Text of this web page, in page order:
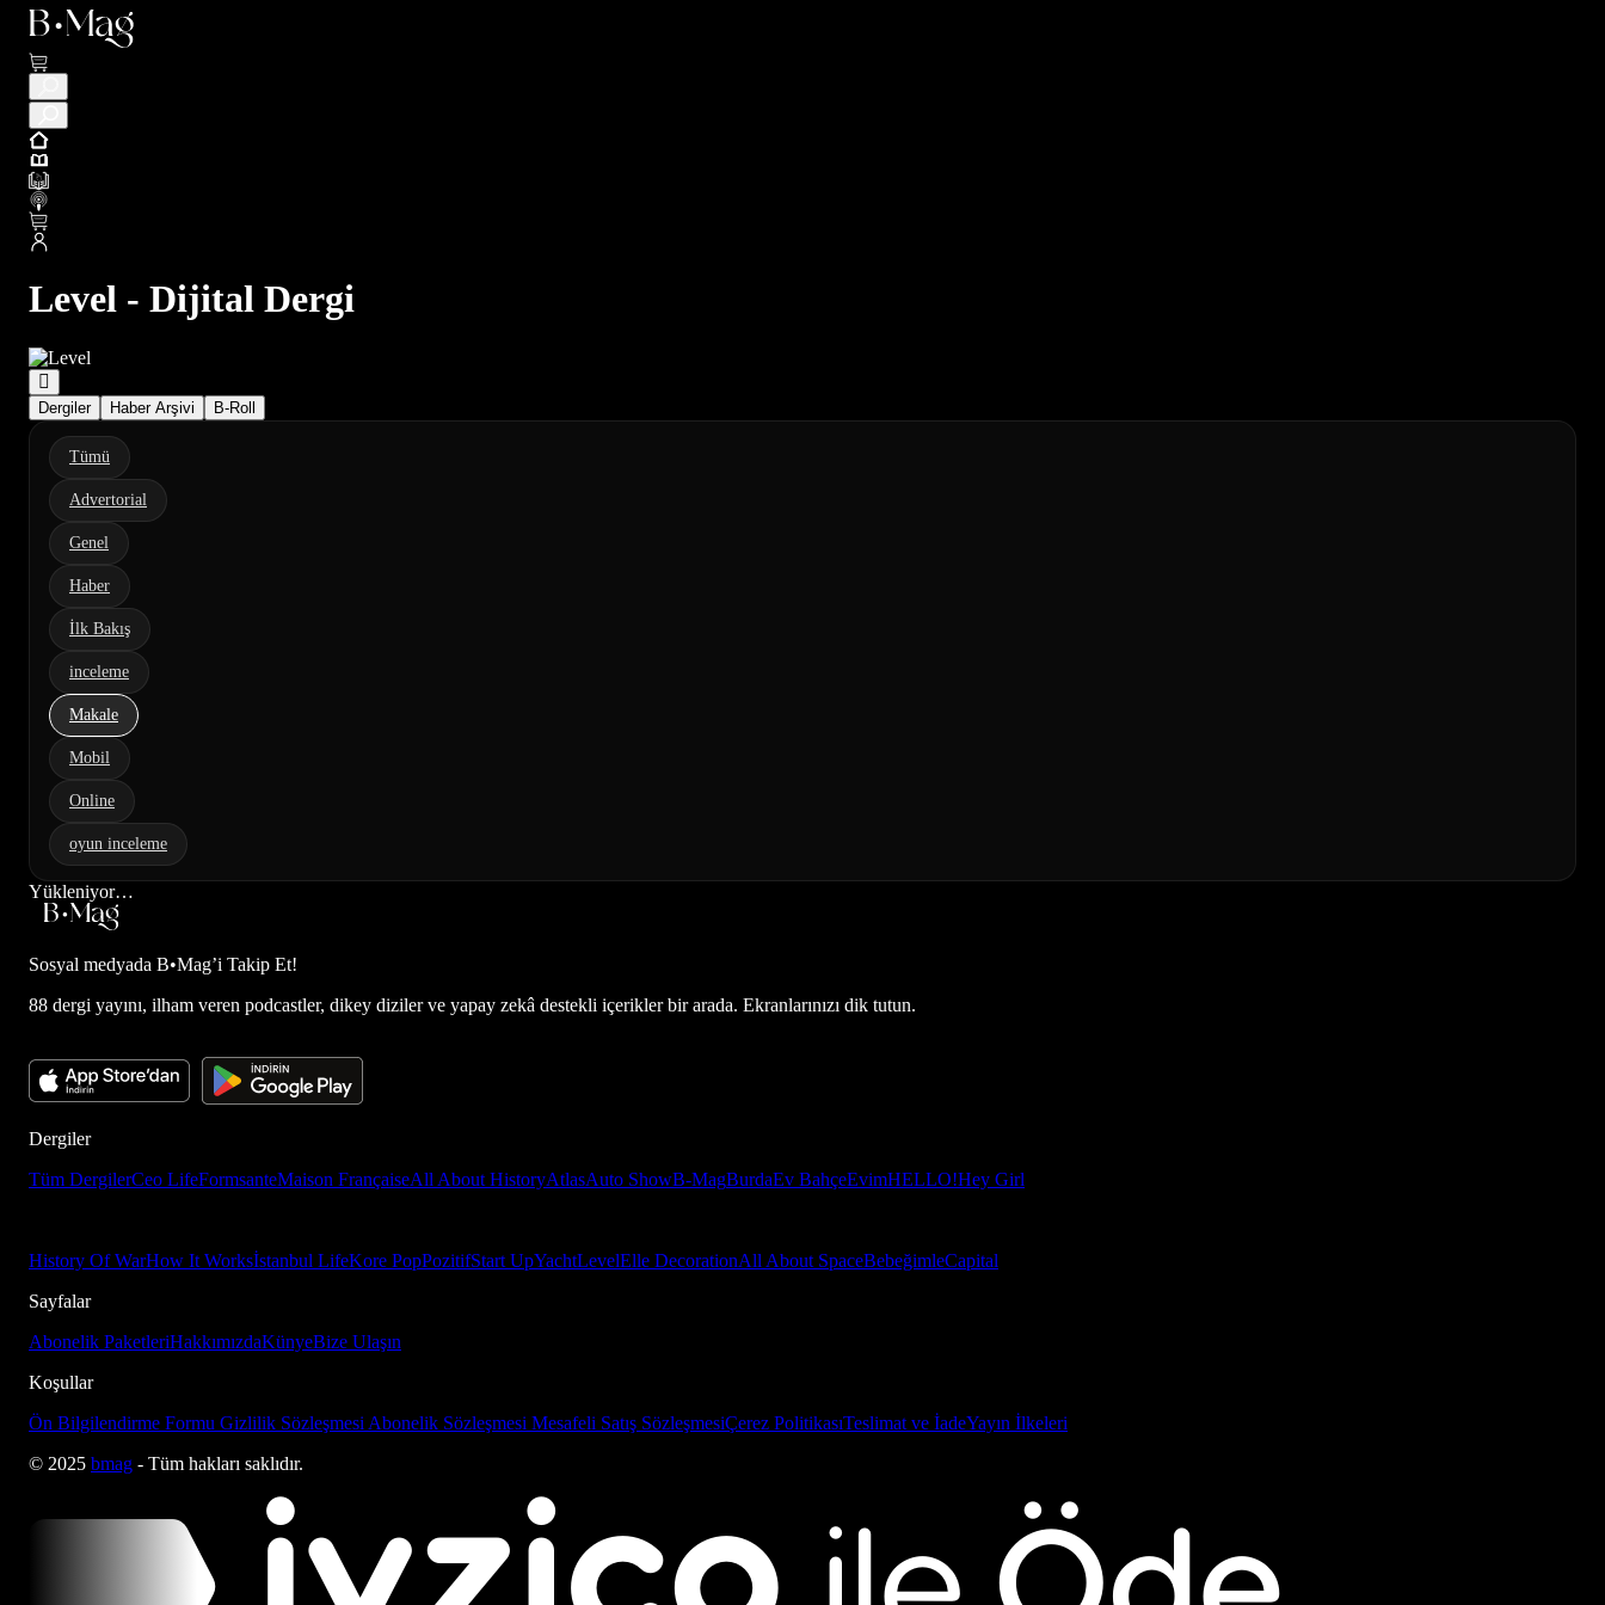
Level - Dijital Dergi
Dergiler Haber Arşivi B-Roll
Tümü
Advertorial
Genel
Haber
İlk Bakış
inceleme
Makale
Mobil
Online
oyun inceleme
Yükleniyor…
Sosyal medyada B•Mag’i Takip Et!
88 dergi yayını, ilham veren podcastler, dikey diziler ve yapay zekâ destekli içerikler bir arada. Ekranlarınızı dik tutun.
Dergiler
Tüm DergilerCeo LifeFormsanteMaison FrançaiseAll About HistoryAtlasAuto ShowB-MagBurdaEv BahçeEvimHELLO!Hey Girl
History Of WarHow It Worksİstanbul LifeKore PopPozitifStart UpYachtLevelElle DecorationAll About SpaceBebeğimleCapital
Sayfalar
Abonelik PaketleriHakkımızdaKünyeBize Ulaşın
Koşullar
Ön Bilgilendirme Formu Gizlilik Sözleşmesi Abonelik Sözleşmesi Mesafeli Satış SözleşmesiÇerez PolitikasıTeslimat ve İadeYayın İlkeleri
© 2025 bmag - Tüm hakları saklıdır.